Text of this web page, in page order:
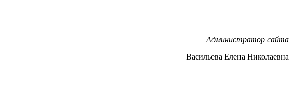
Администратор сайта
Васильева Елена Николаевна